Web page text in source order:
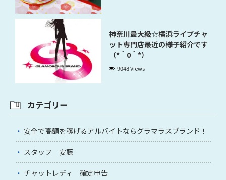
神奈川最大級☆横浜ライブチャ
ット専門店最近の様子紹介です
（*＾0＾*）
9048 Views
カテゴリー
安全で高額を稼げるアルバイトならグラマラスブランド！
スタッフ 安藤
チャットレディ 確定申告